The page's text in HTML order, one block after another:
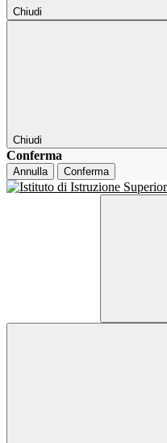
Chiudi
Chiudi
Conferma
Annulla Conferma